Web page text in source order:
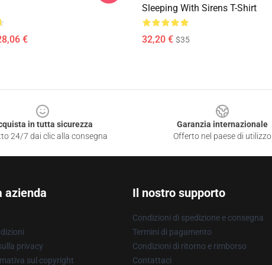
€
Sleeping With Sirens T-Shirt
32,20 € $35
in tutta sicurezza
24/7 dai clic alla consegna
Garanzia internazionale
Offerto nel paese di utilizzo
azienda
privacy
sul copyright
Il nostro supporto
Condizioni di spedizione e consegna
Termini di pagamento
Condizioni di ritorno e rimborso
Contattaci